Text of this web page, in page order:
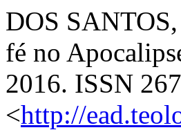
DOS
fé no
2016. ISSN
<http://